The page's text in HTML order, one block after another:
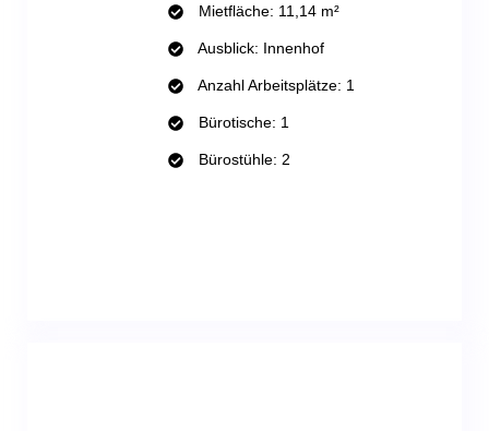
Mietfläche: 11,14 m²
Ausblick: Innenhof
Anzahl Arbeitsplätze: 1
Bürotische: 1
Bürostühle: 2